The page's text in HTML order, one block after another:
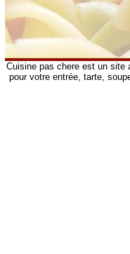
Cuisine pas chere est un site
pour votre entrée, tarte,